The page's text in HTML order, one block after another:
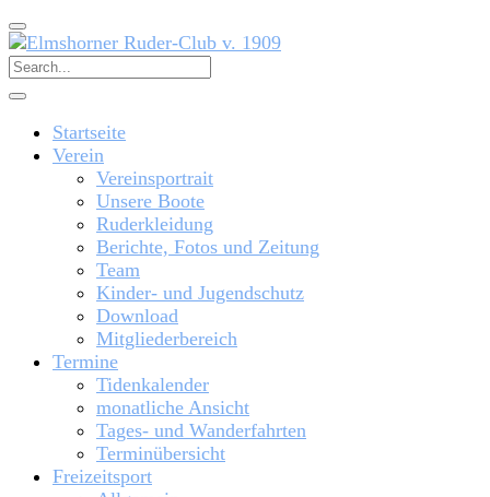
Startseite
Verein
Vereinsportrait
Unsere Boote
Ruderkleidung
Berichte, Fotos und Zeitung
Team
Kinder- und Jugendschutz
Download
Mitgliederbereich
Termine
Tidenkalender
monatliche Ansicht
Tages- und Wanderfahrten
Terminübersicht
Freizeitsport